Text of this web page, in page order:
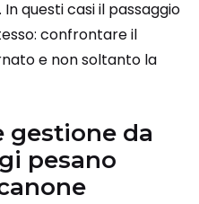
questi casi il passaggio
confrontare il
e non soltanto la
gestione da
pesano